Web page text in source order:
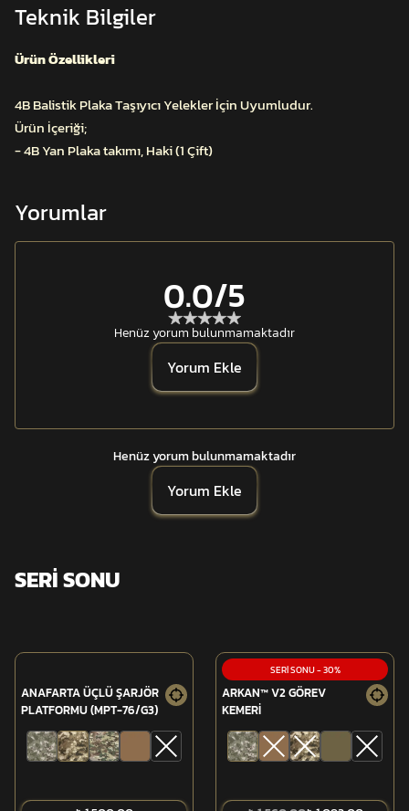
Teknik Bilgiler
Ürün Özellikleri
4B Balistik Plaka Taşıyıcı Yelekler İçin Uyumludur.
Ürün İçeriği;
- 4B Yan Plaka takımı, Haki (1 Çift)
Yorumlar
0.0/5
Henüz yorum bulunmamaktadır
Yorum Ekle
Henüz yorum bulunmamaktadır
Yorum Ekle
SERİ SONU
ANAFARTA ÜÇLÜ ŞARJÖR
PLATFORMU (MPT-76/G3)
SERİ SONU-30%
ARKAN™ V2 GÖREV
KEMERİ